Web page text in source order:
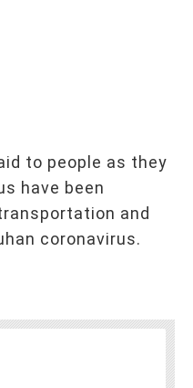
to people as they
have been
and
coronavirus.